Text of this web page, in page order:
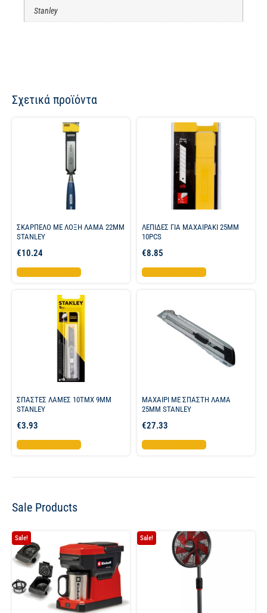
Stanley
Σχετικά προϊόντα
ΣΚΑΡΠΕΛΟ ΜΕ ΛΟΞΗ ΛΑΜΑ 22MM
STANLEY
€10.24
Προσθήκη στο καλάθι
ΛΕΠΙΔΕΣ ΓΙΑ ΜΑΧΑΙΡΑΚΙ 25MM
10PCS
€8.85
Προσθήκη στο καλάθι
ΣΠΑΣΤΕΣ ΛΑΜΕΣ 10ΤΜΧ 9ΜΜ
STANLEY
€3.93
Προσθήκη στο καλάθι
ΜΑΧΑΙΡΙ ΜΕ ΣΠΑΣΤΗ ΛΑΜΑ
25MM STANLEY
€27.33
Προσθήκη στο καλάθι
Sale Products
Sale! Sale!